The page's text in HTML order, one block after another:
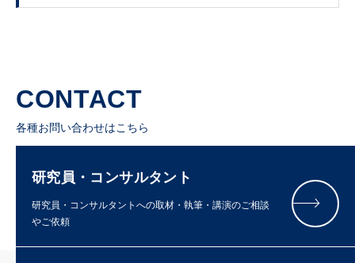
CONTACT
各種お問い合わせはこちら
研究員・コンサルタント
研究員・コンサルタントへの取材・執筆・講演のご相談
やご依頼